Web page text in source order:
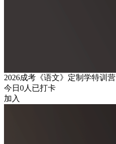
2026成考《语文》定制学特训营
今日 0人已打卡
加入